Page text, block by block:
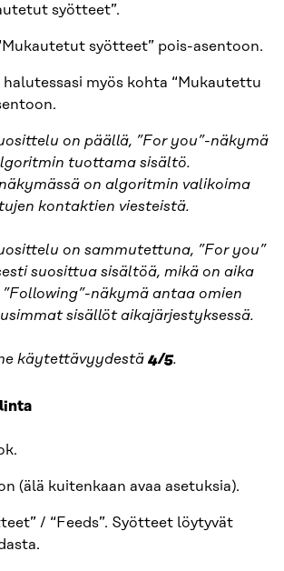
syötteet”.
syötteet” pois-asentoon.
halutessasi myös kohta “Mukautettu
on päällä, ”For you”-näkymä
tuottama sisältö.
on algoritmin valikoima
kontaktien viesteistä.
on sammutettuna, ”For you”
suosittua sisältöä, mikä on aika
näkymä antaa omien
sisällöt aikajärjestyksessä.
käytettävyydestä 4/5.
(älä kuitenkaan avaa asetuksia).
/ “Feeds”. Syötteet löytyvät